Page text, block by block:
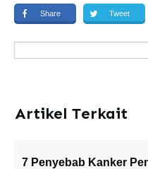
Share Tweet
Artikel Terkait
7 Penyebab Kanker